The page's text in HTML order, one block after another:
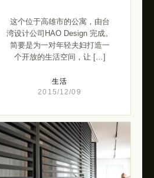
这个位于高雄市的公寓，由台
湾设计公司HAO Design 完成。
简要是为一对年轻夫妇打造一
个开放的生活空间，让 […]
生活
2015/12/09